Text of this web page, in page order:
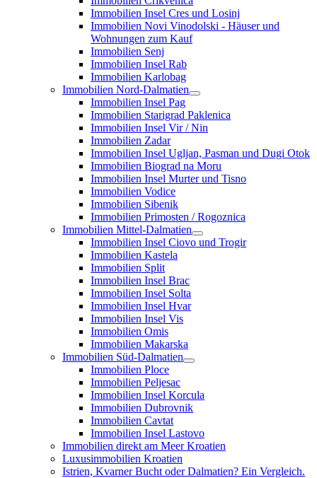
Immobilien Insel Cres und Losinj
Immobilien Novi Vinodolski - Häuser und
Wohnungen zum Kauf
Immobilien Senj
Immobilien Insel Rab
Immobilien Karlobag
Immobilien Nord-Dalmatien
Immobilien Insel Pag
Immobilien Starigrad Paklenica
Immobilien Insel Vir / Nin
Immobilien Zadar
Immobilien Insel Ugljan, Pasman und Dugi Otok
Immobilien Biograd na Moru
Immobilien Insel Murter und Tisno
Immobilien Vodice
Immobilien Sibenik
Immobilien Primosten / Rogoznica
Immobilien Mittel-Dalmatien
Immobilien Insel Ciovo und Trogir
Immobilien Kastela
Immobilien Split
Immobilien Insel Brac
Immobilien Insel Solta
Immobilien Insel Hvar
Immobilien Insel Vis
Immobilien Omis
Immobilien Makarska
Immobilien Süd-Dalmatien
Immobilien Ploce
Immobilien Peljesac
Immobilien Insel Korcula
Immobilien Dubrovnik
Immobilien Cavtat
Immobilien Insel Lastovo
Immobilien direkt am Meer Kroatien
Luxusimmobilien Kroatien
Istrien, Kvarner Bucht oder Dalmatien? Ein Vergleich.